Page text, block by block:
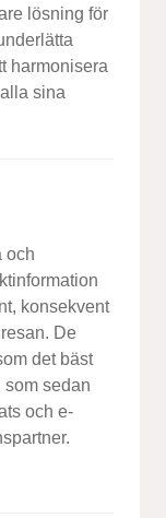
lösning för
harmonisera
sina
och
konsekvent
De
det bäst
som sedan
och e-